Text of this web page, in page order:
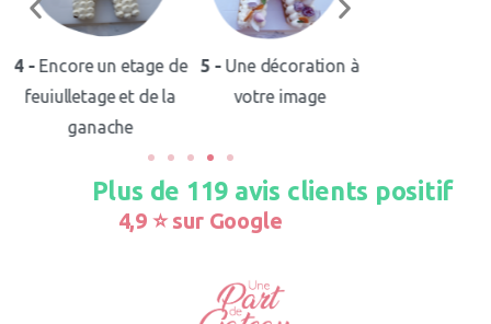
4 - Encore un etage de
feuiulletage et de la
ganache
5 - Une décoration à
votre image
Plus de 154 avis clients positif
4,9 ⭐️ sur Google